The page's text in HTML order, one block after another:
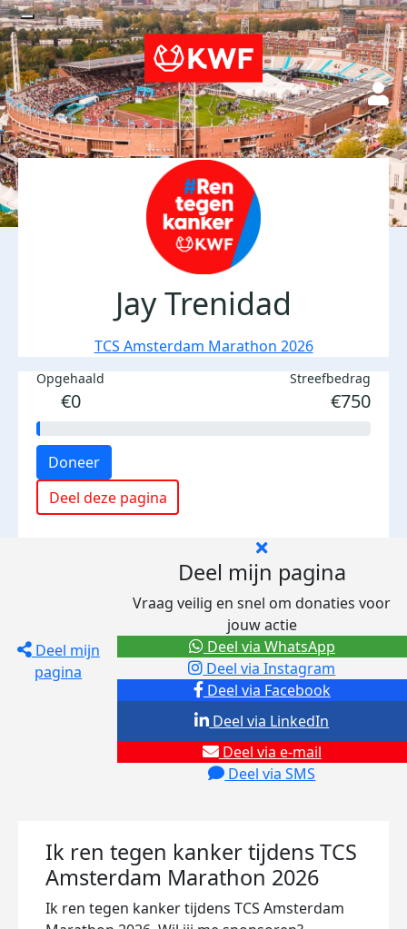
Jay Trenidad
TCS Amsterdam Marathon 2026
Opgehaald
€0
Streefbedrag
€750
Doneer
Deel deze pagina
Deel mijn
pagina
Deel mijn pagina
Vraag veilig en snel om donaties voor
jouw actie
Deel via Facebook
Deel via Instagram
Deel via e-mail
Deel via SMS
Deel via LinkedIn
Deel via WhatsApp
Ik ren tegen kanker tijdens TCS
Amsterdam Marathon 2026
Ik ren tegen kanker tijdens TCS Amsterdam